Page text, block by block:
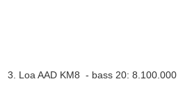
3. Loa AAD KM8 - bass 20: 8.100.000